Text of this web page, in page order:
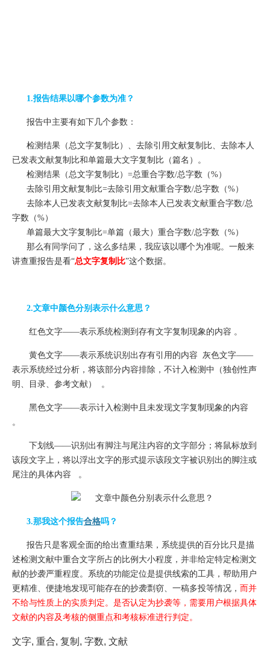
1.报告结果以哪个参数为准？
报告中主要有如下几个参数：
检测结果（总文字复制比）、去除引用文献复制比、去除本人
已发表文献复制比和单篇最大文字复制比（篇名）。
检测结果（总文字复制比）=总重合字数/总字数（%）
去除引用文献复制比=去除引用文献重合字数/总字数（%）
去除本人已发表文献复制比=去除本人已发表文献重合字数/总
字数（%）
单篇最大文字复制比=单篇（最大）重合字数/总字数（%）
那么有同学问了，这么多结果，我应该以哪个为准呢。一般来
讲查重报告是看“总文字复制比”这个数据。
2.文章中颜色分别表示什么意思？
红色文字——表示系统检测到存有文字复制现象的内容 。
黄色文字——表示系统识别出存有引用的内容 灰色文字——
表示系统经过分析，将该部分内容排除，不计入检测中（独创性声
明、目录、参考文献） 。
黑色文字——表示计入检测中且未发现文字复制现象的内容
。
下划线——识别出有脚注与尾注内容的文字部分；将鼠标放到
该段文字上，将以浮出文字的形式提示该段文字被识别出的脚注或
尾注的具体内容 。
3.那我这个报告合格吗？
报告只是客观全面的给出查重结果，系统提供的百分比只是描
述检测文献中重合文字所占的比例大小程度，并非给定特定检测文
献的抄袭严重程度。系统的功能定位是提供线索的工具，帮助用户
更精准、便捷地发现可能存在的抄袭剽窃、一稿多投等情况， 而并
不给与性质上的实质判定。是否认定为抄袭等，需要用户根据具体
文献的内容及考核的侧重点和考核标准进行判定。
文字, 重合, 复制, 字数, 文献